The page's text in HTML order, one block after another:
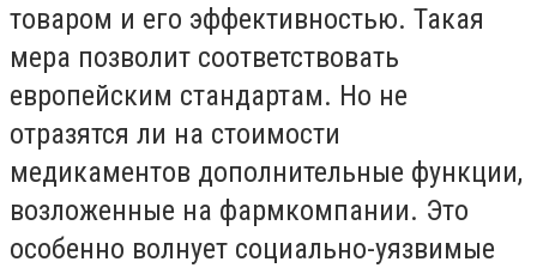
товаром и его эффективностью. Такая
мера позволит соответствовать
европейским стандартам. Но не
отразятся ли на стоимости
медикаментов дополнительные функции,
возложенные на фармкомпании. Это
особенно волнует социально-уязвимые